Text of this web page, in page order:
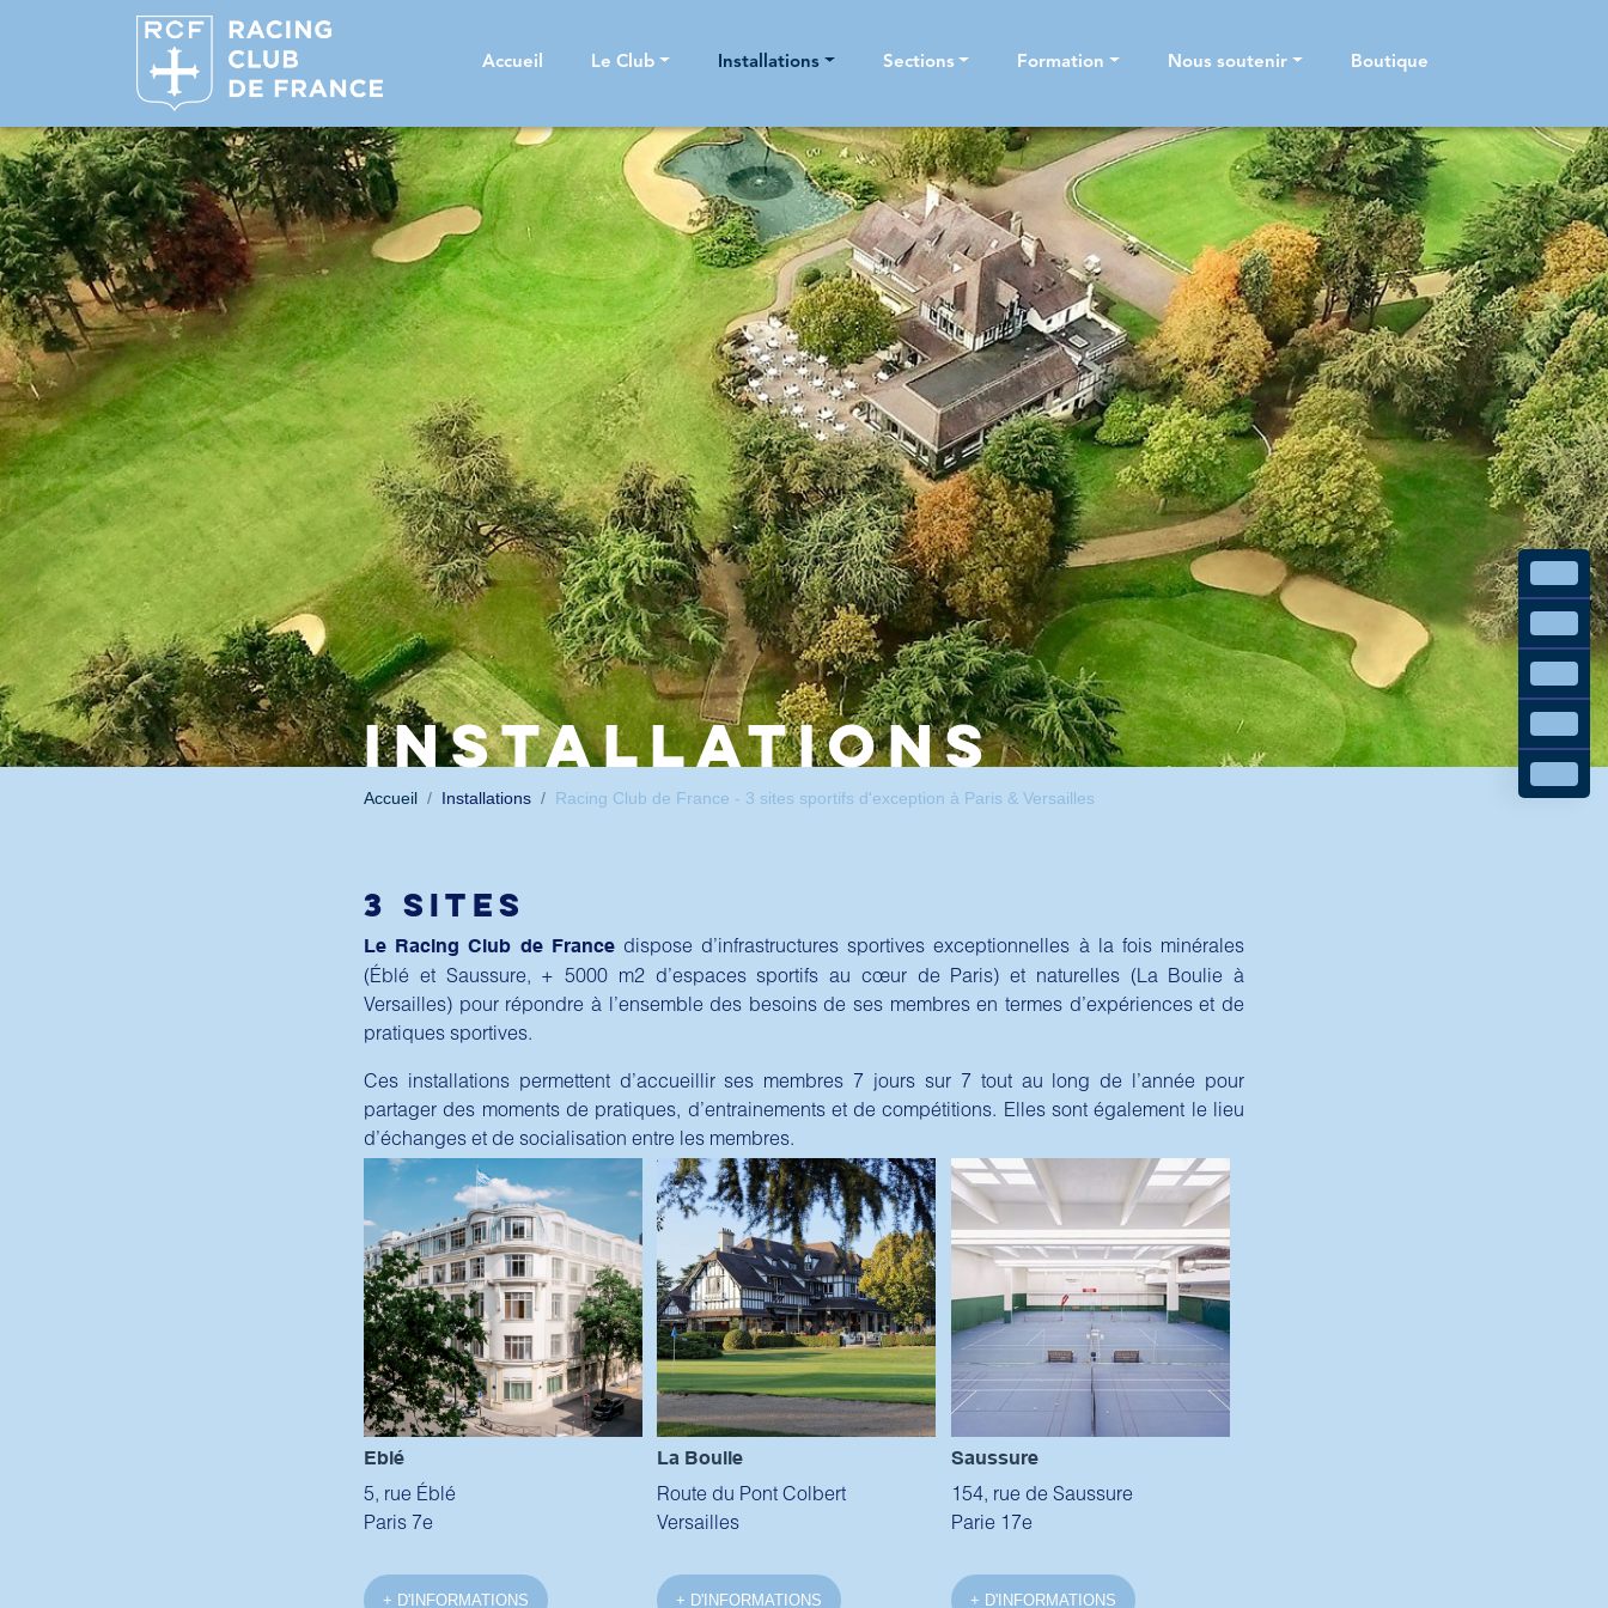
Accueil Le Club Installations Sections Formation Nous soutenir Boutique
INSTALLATIONS
Accueil Installations Racing Club de France - 3 sites sportifs d'exception à Paris & Versailles
3 SITES
Le Racing Club de Francedispose d’infrastructures sportives exceptionnelles à la fois minérales
(Éblé et Saussure, + 5000 m2 d’espaces sportifs au cœur de Paris) et naturelles (La Boulie à
Versailles) pour répondre à l’ensemble des besoins de ses membres en termes d’expériences et de
pratiques sportives.
Ces installations permettent d’accueillir ses membres 7 jours sur 7 tout au long de l’année pour
partager des moments de pratiques, d’entrainements et de compétitions. Elles sont également le lieu
d’échanges et de socialisation entre les membres.
Eblé
5, rue Éblé
Paris 7e
+ D'INFORMATIONS
La Boulie
Route du Pont Colbert
Versailles
+ D'INFORMATIONS
Saussure
154, rue de Saussure
Parie 17e
+ D'INFORMATIONS